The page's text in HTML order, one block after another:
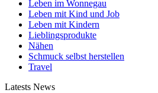
Leben im Wonnegau
Leben mit Kind und Job
Leben mit Kindern
Lieblingsprodukte
Nähen
Schmuck selbst herstellen
Travel
Latests News